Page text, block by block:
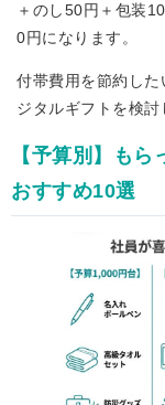
＋のし50円＋包装
0円になります。
付帯費用を節約し
ジタルギフトを検討
【予算別】も
おすすめ10選